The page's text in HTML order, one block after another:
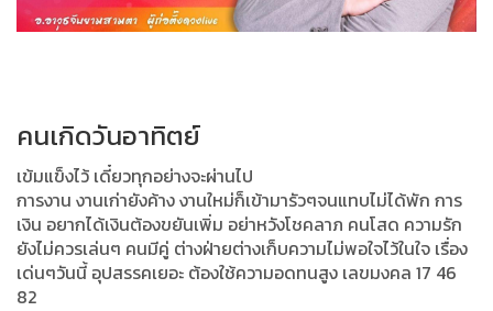
คนเกิดวันอาทิตย์
เข้มแข็งไว้ เดี๋ยวทุกอย่างจะผ่านไป
การงาน งานเก่ายังค้าง งานใหม่ก็เข้ามารัวๆจนแทบไม่ได้พัก การ
เงิน อยากได้เงินต้องขยันเพิ่ม อย่าหวังโชคลาภ คนโสด ความรัก
ยังไม่ควรเล่นๆ คนมีคู่ ต่างฝ่ายต่างเก็บความไม่พอใจไว้ในใจ เรื่อง
เด่นๆวันนี้ อุปสรรคเยอะ ต้องใช้ความอดทนสูง เลขมงคล 17 46
82